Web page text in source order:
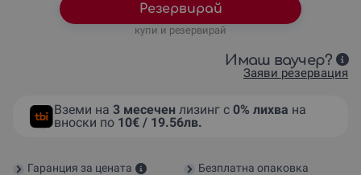
Резервирай
купи и резервирай
Имаш ваучер?
Заяви резервация
Вземи на 3 месечен лизинг с 0% лихва на
вноски по 10€ / 19.56лв.
Гаранция за цената
Безплатна опаковка